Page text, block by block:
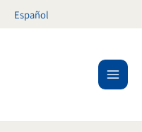
Español